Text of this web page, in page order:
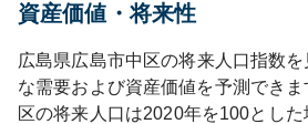
資産価値・将来性
広島県広島市中区の将来人口指数
な需要および資産価値を予測できま
区の将来人口は2020年を100とし